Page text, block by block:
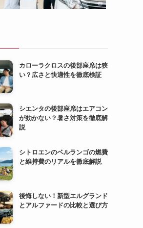
カローラクロスの後部座席は狭
い？広さと快適性を徹底検証
シエンタの後部座席はエアコン
が効かない？暑さ対策を徹底解
説
シトロエンのベルランゴの燃費
と維持費のリアルを徹底解説
後悔しない！新型エルグランド
とアルファードの比較と選び方